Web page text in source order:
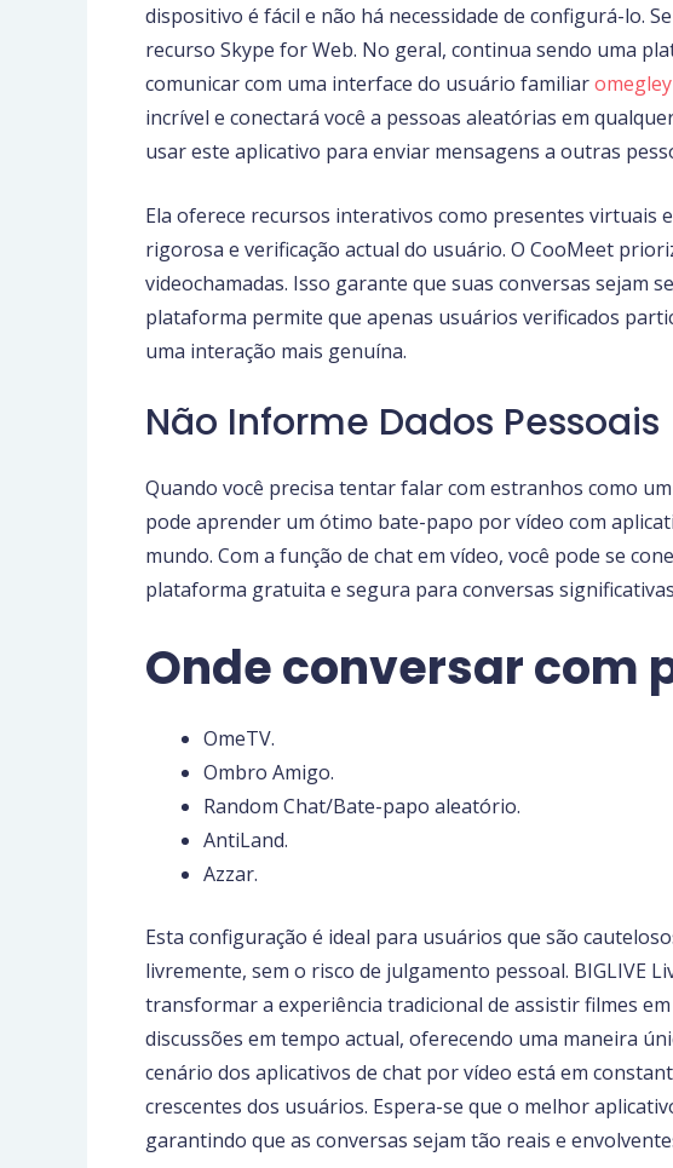
dispositivo é fácil e não há necessidade de configurá-lo.
recurso Skype for Web. No geral, continua sendo uma
comunicar com uma interface do usuário familiaromegley
incrível e conectará você a pessoas aleatórias em
usar este aplicativo para enviar mensagens a outras
Ela oferece recursos interativos como presentes virtuais
rigorosa e verificação actual do usuário. O CooMeet
videochamadas. Isso garante que suas conversas sejam
plataforma permite que apenas usuários verificados
uma interação mais genuína.
Não Informe Dados Pessoais
Quando você precisa tentar falar com estranhos como
pode aprender um ótimo bate-papo por vídeo com
mundo. Com a função de chat em vídeo, você pode se
plataforma gratuita e segura para conversas
Onde conversar com
OmeTV.
Ombro Amigo.
Random Chat/Bate-papo aleatório.
AntiLand.
Azzar.
Esta configuração é ideal para usuários que são
livremente, sem o risco de julgamento pessoal. BIGLIVE
transformar a experiência tradicional de assistir filmes
discussões em tempo actual, oferecendo uma maneira
cenário dos aplicativos de chat por vídeo está em
crescentes dos usuários. Espera-se que o melhor
garantindo que as conversas sejam tão reais e